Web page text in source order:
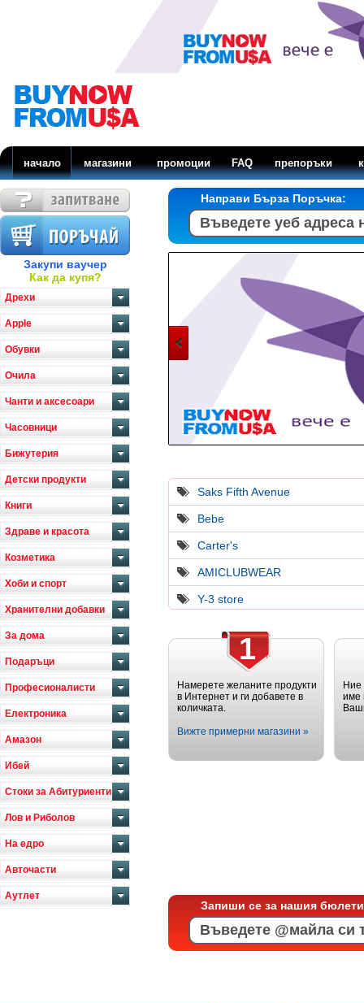
начало магазини промоции FAQ препоръки
Закупи ваучер
Как да купя?
Дрехи
Apple
Обувки
Очила
Чанти и аксесоари
Часовници
Бижутерия
Детски продукти
Книги
Здраве и красота
Козметика
Хоби и спорт
Хранителни добавки
За дома
Подаръци
Професионалисти
Електроника
Амазон
Ибей
Стоки за Абитуриенти
Лов и Риболов
На едро
Авточасти
Аутлет
Направи Бърза Поръчка:
Saks Fifth Avenue
Bebe
Carter's
AMICLUBWEAR
Y-3 store
1
Намерете желаните продукти
в Интернет и ги добавете в
количката.
Вижте примерни магазини »
име
Запиши се за нашия